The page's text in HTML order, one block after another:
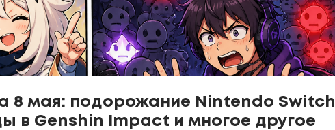
8 мая: подорожание Nintendo Switch
в Genshin Impact и многое другое